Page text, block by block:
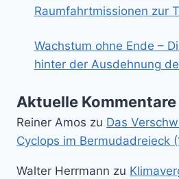
Raumfahrtmissionen zur
Wachstum ohne Ende –
hinter der Ausdehnung
Aktuelle Kommentare
Reiner Amos zu Das
Cyclops im Bermudadreieck
Walter Herrmann zu